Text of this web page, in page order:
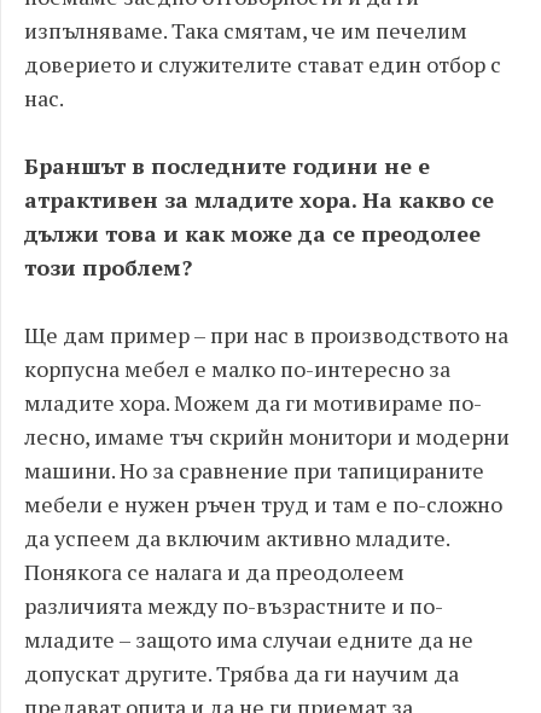
изпълняваме. Така смятам, че им печелим
доверието и служителите стават един отбор с
нас.
Браншът в последните години не е
атрактивен за младите хора. На какво се
дължи това и как може да се преодолее
този проблем?
Ще дам пример – при нас в производството на
корпусна мебел е малко по-интересно за
младите хора. Можем да ги мотивираме по-
лесно, имаме тъч скрийн монитори и модерни
машини. Но за сравнение при тапицираните
мебели е нужен ръчен труд и там е по-сложно
да успеем да включим активно младите.
Понякога се налага и да преодолеем
различията между по-възрастните и по-
младите – защото има случаи едните да не
допускат другите. Трябва да ги научим да
предават опита и да не ги приемат за